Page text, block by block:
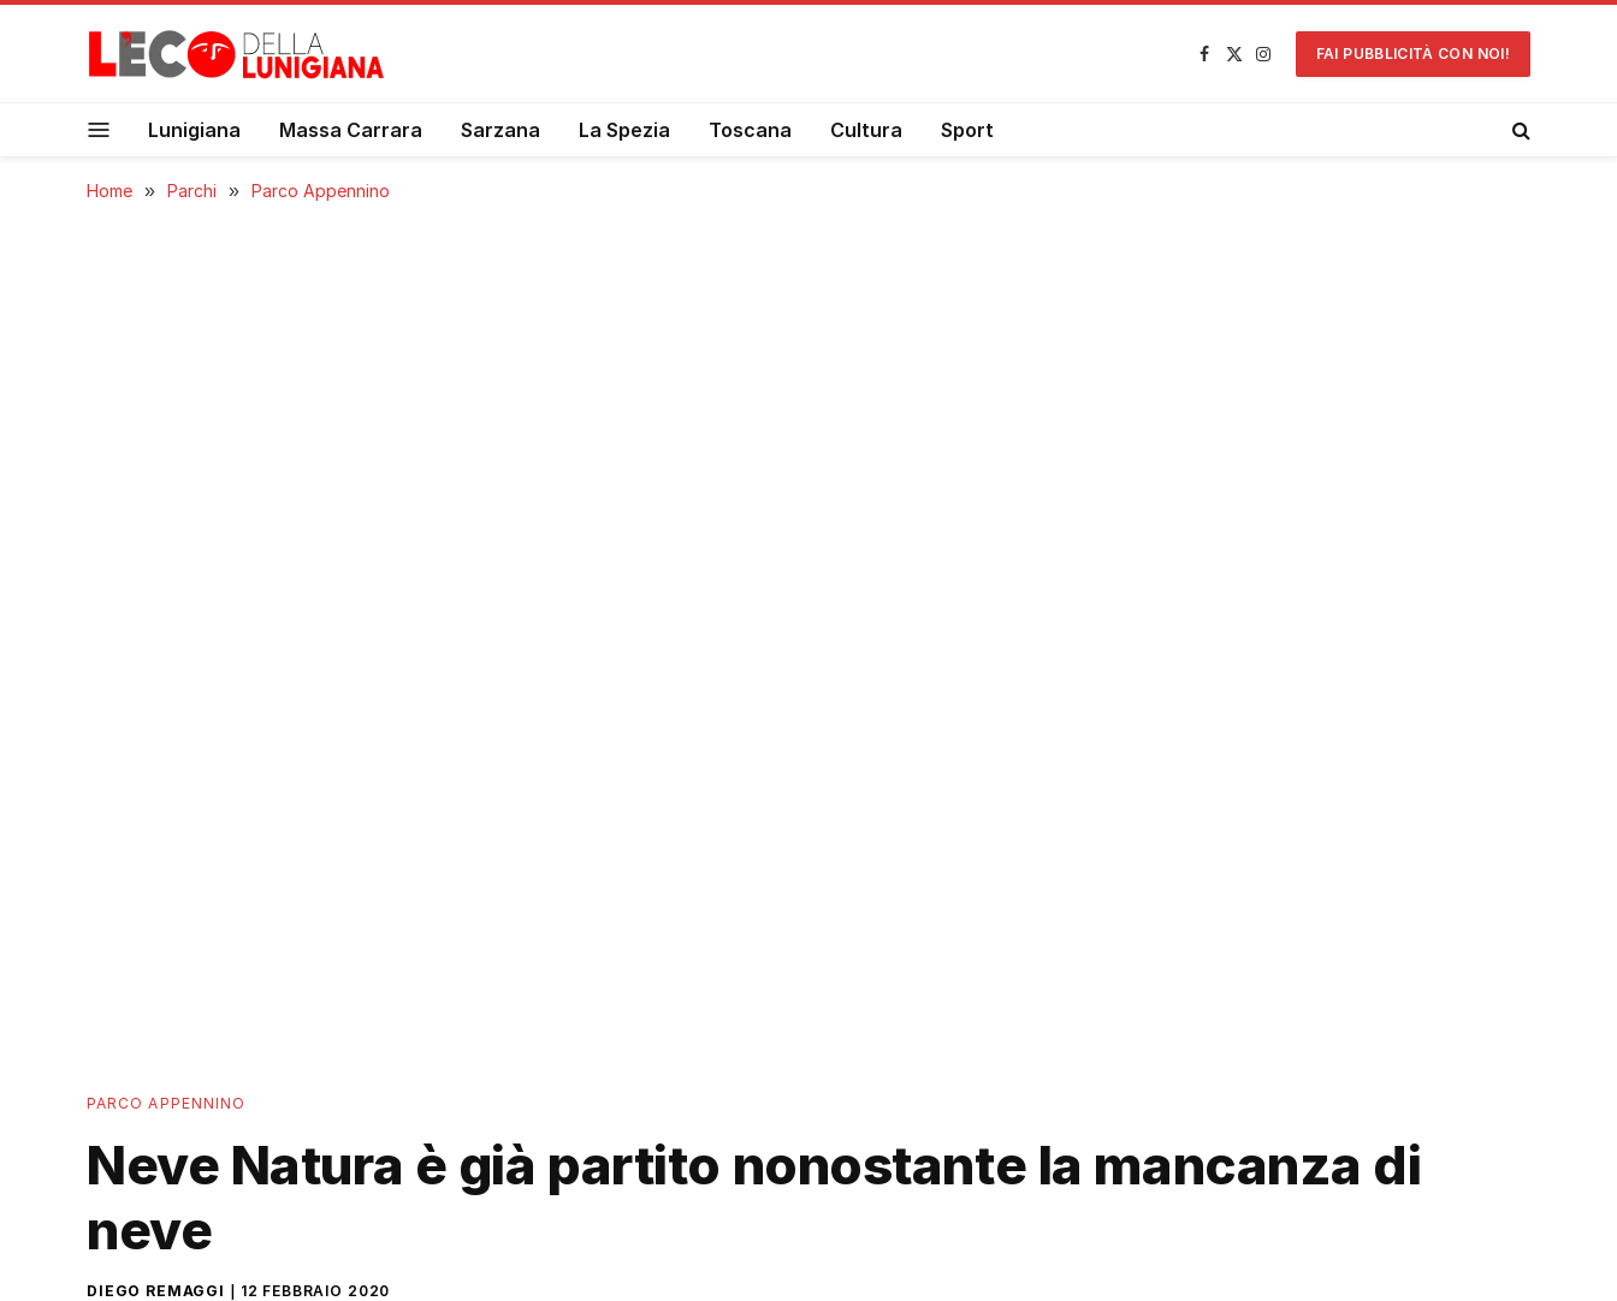
Facebook
X
Instagram
FAI PUBBLICITÀ CON NOI!
Lunigiana Massa Carrara Sarzana La Spezia Toscana Cultura Sport
Home » Parchi » Parco Appennino
PARCO APPENNINO
Neve Natura è già partito nonostante la mancanza di
neve
DIEGO REMAGGI 12 FEBBRAIO 2020